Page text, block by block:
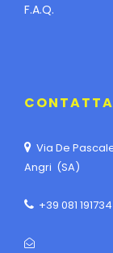
F.A.Q.
Via De
Angri (SA)
+39 081